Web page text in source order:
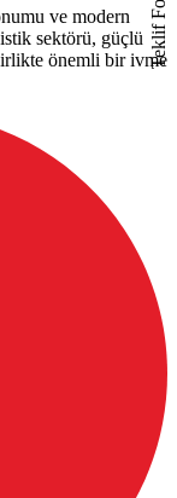
ve modern
sektörü, güçlü
önemli bir ivme